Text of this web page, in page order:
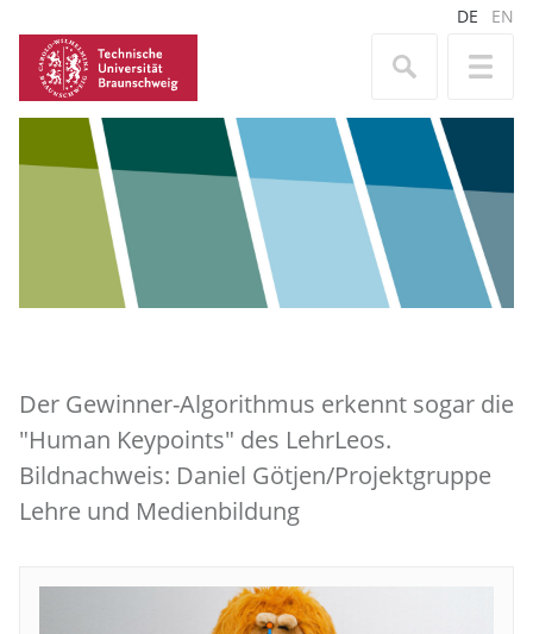
DE EN
Der Gewinner-Algorithmus erkennt sogar die
"Human Keypoints" des LehrLeos.
Bildnachweis: Daniel Götjen/Projektgruppe
Lehre und Medienbildung